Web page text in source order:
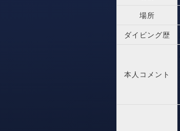
場所
ダイビング歴
本人コメント